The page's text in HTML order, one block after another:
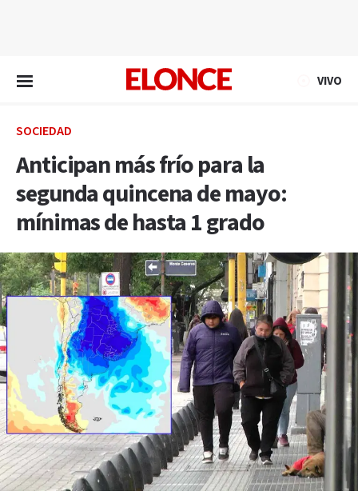
VIVO
SOCIEDAD
Anticipan más frío para la
segunda quincena de mayo:
mínimas de hasta 1 grado